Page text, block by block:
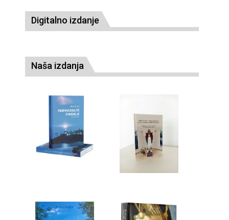
Digitalno izdanje
Naša izdanja